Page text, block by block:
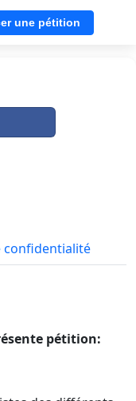
une pétition
confidentialité
pétition: